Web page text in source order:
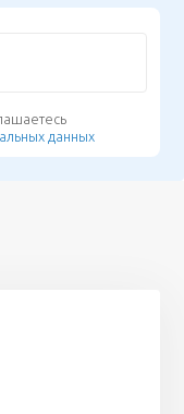
данных